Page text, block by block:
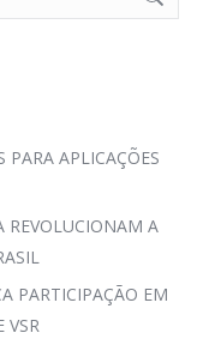
PARA APLICAÇÕES
REVOLUCIONAM A
PARTICIPAÇÃO EM
VSR